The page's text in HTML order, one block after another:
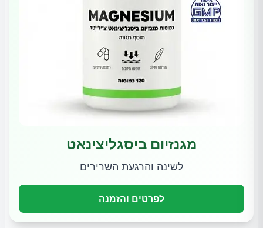
מגנזיום ביסגליצינאט
לשינה והרגעת השרירים
לפרטים והזמנה